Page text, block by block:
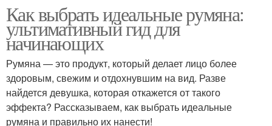
Как выбрать идеальные румяна:
ультимативный гид для
начинающих
Румяна — это продукт, который делает лицо более
здоровым, свежим и отдохнувшим на вид. Разве
найдется девушка, которая откажется от такого
эффекта? Рассказываем, как выбрать идеальные
румяна и правильно их нанести!